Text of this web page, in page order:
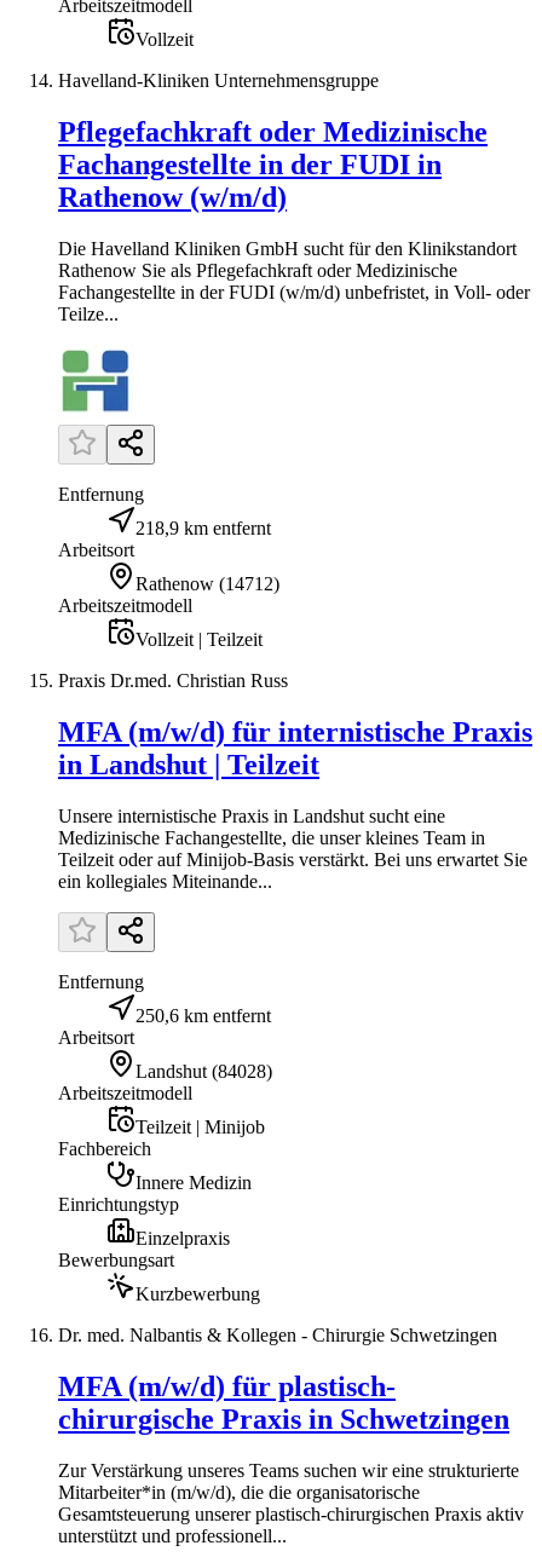
Arbeitszeitmodell
Vollzeit
Havelland-Kliniken Unternehmensgruppe
Pflegefachkraft oder Medizinische
Fachangestellte in der FUDI in
Rathenow (w/m/d)
Die Havelland Kliniken GmbH sucht für den Klinikstandort
Rathenow Sie als Pflegefachkraft oder Medizinische
Fachangestellte in der FUDI (w/m/d) unbefristet, in Voll- oder
Teilze...
Entfernung
218,9 km entfernt
Arbeitsort
Rathenow (14712)
Arbeitszeitmodell
Vollzeit | Teilzeit
Praxis Dr.med. Christian Russ
MFA (m/w/d) für internistische Praxis
in Landshut | Teilzeit
Unsere internistische Praxis in Landshut sucht eine
Medizinische Fachangestellte, die unser kleines Team in
Teilzeit oder auf Minijob-Basis verstärkt. Bei uns erwartet Sie
ein kollegiales Miteinande...
Entfernung
250,6 km entfernt
Arbeitsort
Landshut (84028)
Arbeitszeitmodell
Teilzeit | Minijob
Fachbereich
Innere Medizin
Einrichtungstyp
Einzelpraxis
Bewerbungsart
Kurzbewerbung
Dr. med. Nalbantis & Kollegen - Chirurgie Schwetzingen
MFA (m/w/d) für plastisch-
chirurgische Praxis in Schwetzingen
Zur Verstärkung unseres Teams suchen wir eine strukturierte
Mitarbeiter*in (m/w/d), die die organisatorische
Gesamtsteuerung unserer plastisch-chirurgischen Praxis aktiv
unterstützt und professionell...